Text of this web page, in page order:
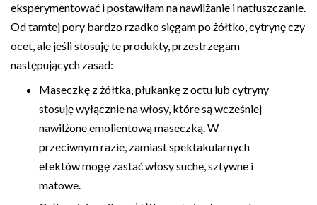
eksperymentować i postawiłam na nawilżanie i natłuszczanie.
Od tamtej pory bardzo rzadko sięgam po żółtko, cytrynę czy
ocet, ale jeśli stosuję te produkty, przestrzegam
następujących zasad:
Maseczkę z żółtka, płukankę z octu lub cytryny
stosuję wyłącznie na włosy, które są wcześniej
nawilżone emolientową maseczką. W
przeciwnym razie, zamiast spektakularnych
efektów mogę zastać włosy suche, sztywne i
matowe.